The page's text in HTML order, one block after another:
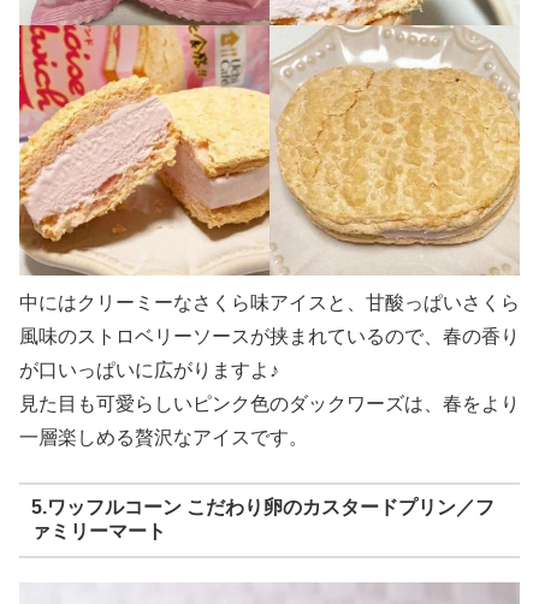
中にはクリーミーなさくら味アイスと、甘酸っぱいさくら
風味のストロベリーソースが挟まれているので、春の香り
が口いっぱいに広がりますよ♪
見た目も可愛らしいピンク色のダックワーズは、春をより
一層楽しめる贅沢なアイスです。
5.ワッフルコーン こだわり卵のカスタードプリン／フ
ァミリーマート